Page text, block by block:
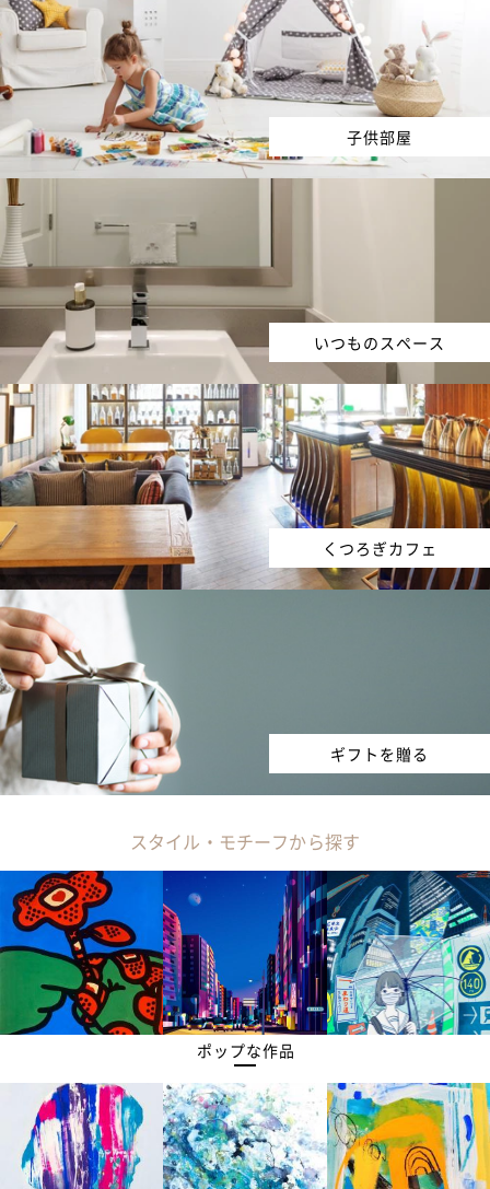
子供部屋
いつものスペース
くつろぎカフェ
ギフトを贈る
スタイル・モチーフから探す
ポップな作品